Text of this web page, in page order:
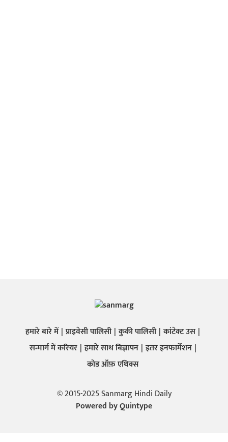
हमारे बारे में प्राइवेसी पालिसी कुकी पालिसी कांटेक्ट उस
सन्मार्ग में करियर हमारे साथ बिज्ञापन इतर इनफार्मेशन
कोड ऑफ़ एथिक्स
© 2015-2025 Sanmarg Hindi Daily
Powered byQuintype